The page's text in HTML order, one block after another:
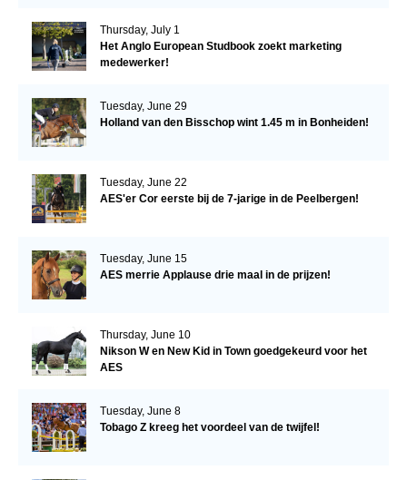
Thursday, July 1
Het Anglo European Studbook zoekt marketing
medewerker!
Tuesday, June 29
Holland van den Bisschop wint 1.45 m in Bonheiden!
Tuesday, June 22
AES'er Cor eerste bij de 7-jarige in de Peelbergen!
Tuesday, June 15
AES merrie Applause drie maal in de prijzen!
Thursday, June 10
Nikson W en New Kid in Town goedgekeurd voor het
AES
Tuesday, June 8
Tobago Z kreeg het voordeel van de twijfel!